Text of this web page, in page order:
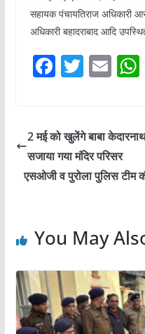
सहायक पंचायतिराज अधिकारी
अधिकारी बहादराबाद आदि
F
e
b
o
T
er
E
l
2 मई को खुलेंगे बाबा
सजाया गया मंदिर परिसर
एसओजी व पुरोला पुलिस टीम
You May